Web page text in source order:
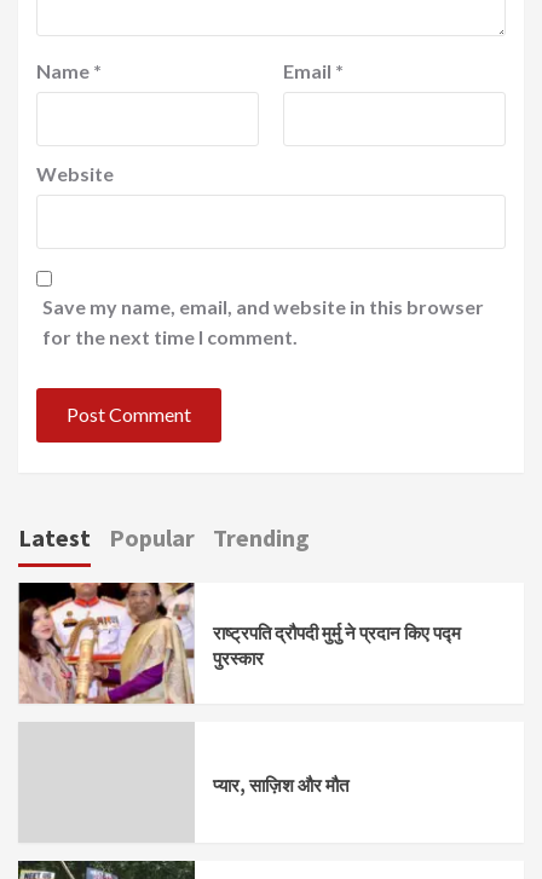
Name * Email *
Website
Save my name, email, and website in this browser
for the next time I comment.
Latest Popular Trending
राष्ट्रपति द्रौपदी मुर्मु ने प्रदान किए पद्म
पुरस्कार
प्यार, साज़िश और मौत